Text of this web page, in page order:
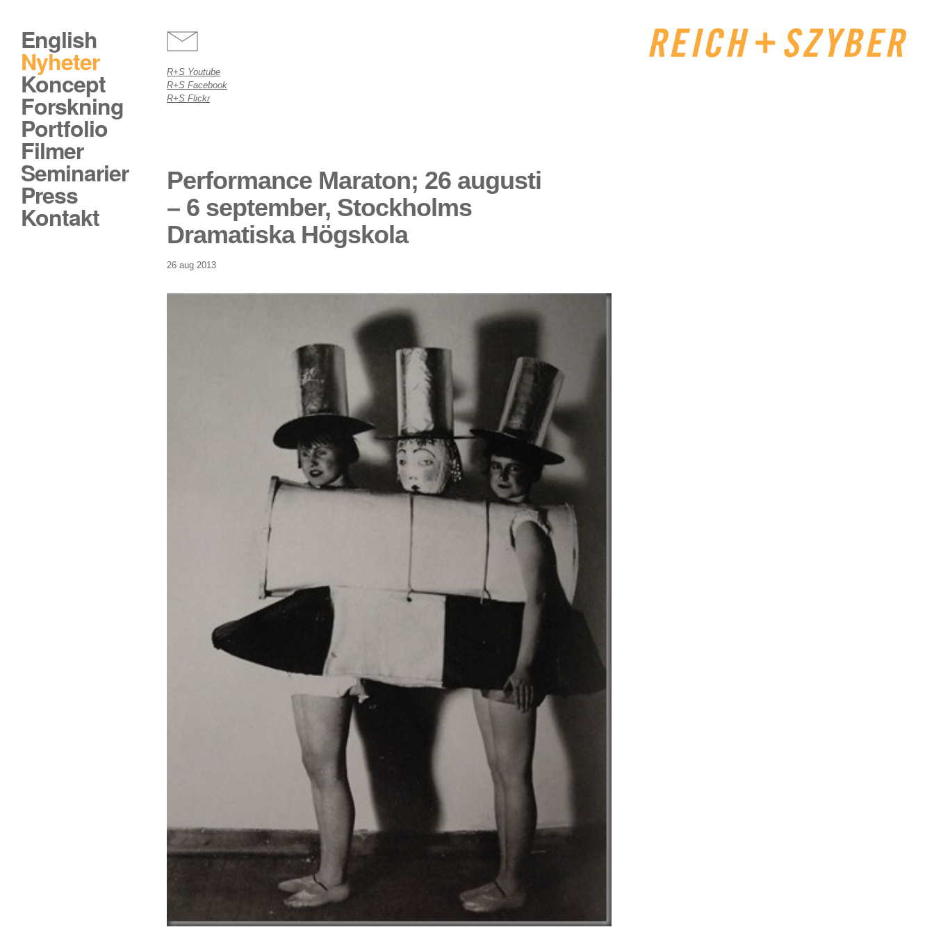
English
Nyheter
Koncept
Forskning
Portfolio
Filmer
Seminarier
Press
Kontakt
R+S Youtube
R+S Facebook
R+S Flickr
Performance Maraton; 26 augusti
– 6 september, Stockholms
Dramatiska Högskola
26 aug 2013